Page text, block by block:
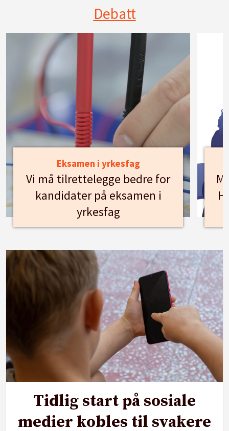
Debatt
Eksamen i yrkesfag
Vi må tilrettelegge bedre for
kandidater på eksamen i
yrkesfag
Tidlig start på sosiale
medier kobles til svakere